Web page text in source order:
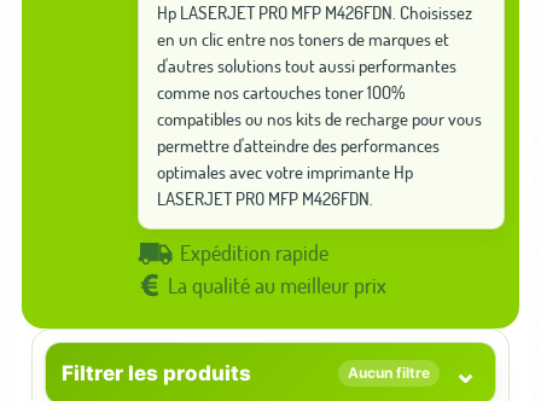
Hp LASERJET PRO MFP M426FDN. Choisissez
en un clic entre nos toners de marques et
d'autres solutions tout aussi performantes
comme nos cartouches toner 100%
compatibles ou nos kits de recharge pour vous
permettre d'atteindre des performances
optimales avec votre imprimante Hp
LASERJET PRO MFP M426FDN.
Expédition rapide
La qualité au meilleur prix
Filtrer les produits Aucun filtre ⌄